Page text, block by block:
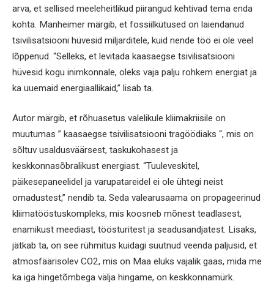
arva, et sellised meeleheitlikud piirangud kehtivad tema enda
kohta. Manheimer märgib, et fossiilkütused on laiendanud
tsivilisatsiooni hüvesid miljarditele, kuid nende töö ei ole veel
lõppenud. “Selleks, et levitada kaasaegse tsivilisatsiooni
hüvesid kogu inimkonnale, oleks vaja palju rohkem energiat ja
ka uuemaid energiaallikaid,” lisab ta.
Autor märgib, et rõhuasetus valelikule kliimakriisile on
muutumas ” kaasaegse tsivilisatsiooni tragöödiaks “, mis on
sõltuv usaldusväärsest, taskukohasest ja
keskkonnasõbralikust energiast. “Tuuleveskitel,
päikesepaneelidel ja varupatareidel ei ole ühtegi neist
omadustest,” nendib ta. Seda valearusaama on propageerinud
kliimatööstuskompleks, mis koosneb mõnest teadlasest,
enamikust meediast, töösturitest ja seadusandjatest. Lisaks,
jätkab ta, on see rühmitus kuidagi suutnud veenda paljusid, et
atmosfäärisolev CO2, mis on Maa eluks vajalik gaas, mida me
ka iga hingetõmbega välja hingame, on keskkonnamürk.